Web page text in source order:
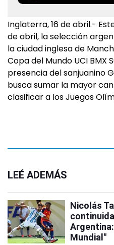
Inglaterra, 16 de abril.-
de abril, la selección
la ciudad inglesa de
Copa del Mundo UCI BMX
presencia del sanjuanino
busca sumar la mayor
clasificar a los Juegos
LEÉ ADEMÁS
Nicolás
Mundial"